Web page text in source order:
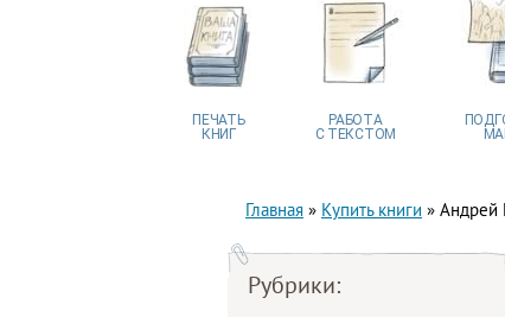
ПЕЧАТЬ
КНИГ
РАБОТА
С ТЕКСТОМ
Главная » Купить книги » Андрей
Рубрики: